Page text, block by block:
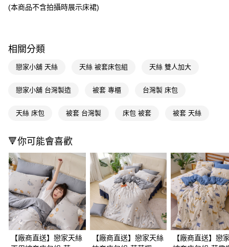
２．訂單成立數日內，您將收到繳費通知簡訊。
購買商品的店家。未經商家同意取消之訂單仍視為有效，需透過AFTEE先享
後付繳納相關費用。
※ 交易是否成功請以「AFTEE先享後付 」之結帳頁面顯示為準，若有關於
１．透過由恩沛科技股份有限公司提供之「AFTEE先享後付」服務完成之交
２．關於個人資料處理事宜，請瀏覽以下網址：
https://aftee.tw/terms/#terms3
３．未成年的使用者請事先徵得法定代理人或監護人之同意方可使用
「AFTEE先享後付」，若未經同意申辦者引起之損失，本公司不負相關責
任。
４．使用「AFTEE先享後付」時，將依據個別帳號之用戶狀況，依本公司即
時審查核予不同之上限額度；若仍有額度不足之情形，本公司將視審查結果
請求用戶進行身份認證。
５．嚴禁一人註冊多個帳號或使用他人資訊註冊。若發現惡意使用之情形，
恩沛科技股份有限公司將有權停止該用戶之使用額度並採取法律行動。
(本商品不含拍攝時展示床裙)
相關分類
戀家小舖 天絲 天絲 被套床包組 天絲 雙人加大
戀家小舖 台灣製造 被套 專櫃 台灣製 床包
天絲 床包 被套 台灣製 床包 被套 被套 天絲
🔻你可能會喜歡
【廠商直送】戀家天絲
【廠商直送】戀家天絲
【廠商直送】戀